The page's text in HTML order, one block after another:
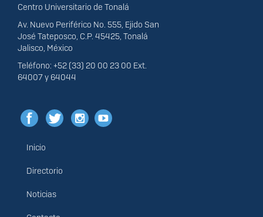
Centro Universitario de Tonalá
Av. Nuevo Periférico No. 555, Ejido San
José Tateposco, C.P. 45425, Tonalá
Jalisco, México
Teléfono: +52 (33) 20 00 23 00 Ext.
64007 y 64044
Menú
principal
Inicio
Directorio
Noticias